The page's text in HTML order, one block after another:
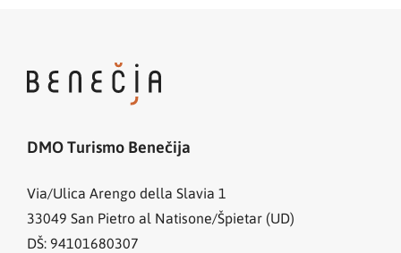
DMO Turismo Benečija
Via/Ulica Arengo della Slavia 1
33049 San Pietro al Natisone/Špietar (UD)
DŠ: 94101680307